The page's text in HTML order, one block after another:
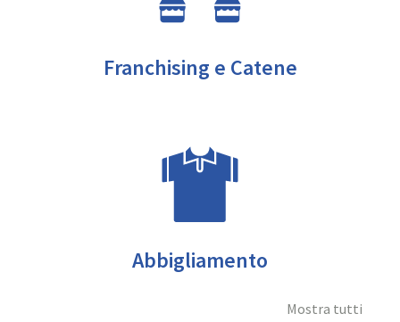
Franchising e Catene
Abbigliamento
Mostra tutti